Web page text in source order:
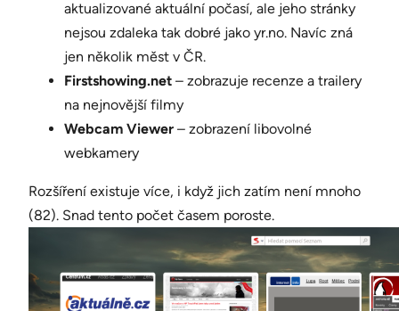
aktualizované aktuální počasí, ale jeho stránky
nejsou zdaleka tak dobré jako yr.no. Navíc zná
jen několik měst v ČR.
Firstshowing.net – zobrazuje recenze a trailery
na nejnovější filmy
Webcam Viewer – zobrazení libovolné
webkamery
Rozšíření existuje více, i když jich zatím není mnoho
(82). Snad tento počet časem poroste.